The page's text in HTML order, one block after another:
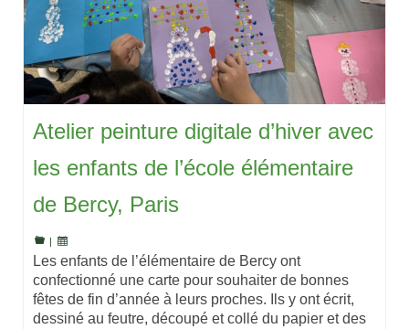
Atelier peinture digitale d’hiver avec
les enfants de l’école élémentaire
de Bercy, Paris
Les enfants de l’élémentaire de Bercy ont
confectionné une carte pour souhaiter de bonnes
fêtes de fin d’année à leurs proches. Ils y ont écrit,
dessiné au feutre, découpé et collé du papier et des